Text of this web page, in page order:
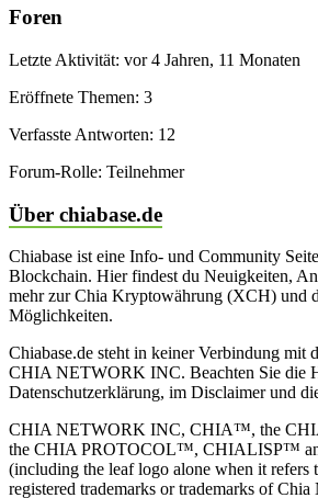
Foren
Letzte Aktivität: vor 4 Jahren, 11 Monaten
Eröffnete Themen: 3
Verfasste Antworten: 12
Forum-Rolle: Teilnehmer
Über chiabase.de
Chiabase ist eine Info- und Community
Blockchain. Hier findest du Neuigkeiten,
mehr zur Chia Kryptowährung (XCH) und
Möglichkeiten.
Chiabase.de steht in keiner Verbindung mit
CHIA NETWORK INC. Beachten Sie die
Datenschutzerklärung, im Disclaimer und
CHIA NETWORK INC, CHIA™, the
the CHIA PROTOCOL™, CHIALISP™
(including the leaf logo alone when it refers
registered trademarks or trademarks of